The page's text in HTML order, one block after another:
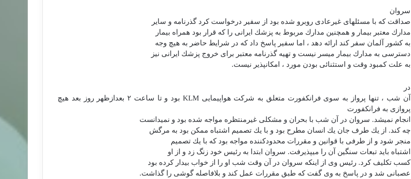
سروان
صداقت كه با مسئله‏ای غیرعادی روبرو شده بود از سفیر درخواست كرد گذرنامه و سایر
مدارك معتبر بیمار و همچنین مدارك مربوط به پزشك ایرانی را كه قرار بود همراه بیمار
به كشور آلمان سفر كند ارائه دهد ، اما سفیر پاسخ داد كه در شرایط حاضر به هیچ وجه
دسترسی به مدارك بیمار میسر نیست و تهیه گذرنامه معتبر برای خروج پزشك ایرانی نیز
به علت كمبود وقت و استثنائی بودن مورد ، امكان‏پذیر نیست.
در
آن شب ، تنها پرواز به سوی فرانكفورت متعلق به شركت هواپیماییKLM بود و تا ساعت ۲بعدازظهر روز بعد هیچ
پروازی به فرانكفورت
انجام نمی‏شد. سروان در آن شب با بحران و مشكلی غیرمنتظره مواجه شده بود و نمی‏دانست
چه كند. از یك طرف جان یك انسان مطرح بود و با یك تصمیم اشتباه ممكن بود به مرگش
منجر شود و از طرفی با قوانین و مقررات محدودكننده مواجه بود كه با یك تصمیم
اشتباه باید تبعات سنگین آن را می‏پذیرفت. سروان ابتدا به رئیس خود زنگ زد و از او
كسب تكلیف كرد. رئیس وی از اینكه سروان در آن وقت شب او را از خواب بیدار كرده بود
عصبانی شد و در پاسخ به وی گفت كه طبق مقررات عمل كند و بلافاصله گوشی را گذاشت.